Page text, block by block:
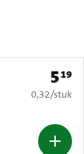
Prijs:
519
€ 0,32 per
0,32/stuk